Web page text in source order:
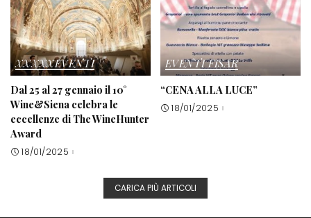
XXXXXEVENTI
Dal 25 al 27 gennaio il 10°
Wine&Siena celebra le
eccellenze di The WineHunter
Award
18/01/2025
EVENTI FISAR
“CENA ALLA LUCE”
18/01/2025
CARICA PIÙ ARTICOLI